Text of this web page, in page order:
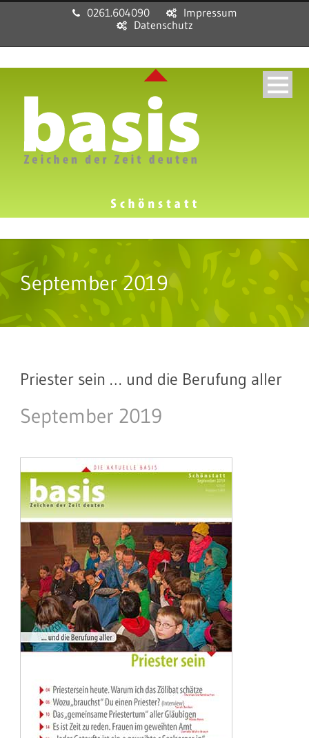
0261.604090
Impressum
Datenschutz
September 2019
Priester sein … und die Berufung aller
September 2019